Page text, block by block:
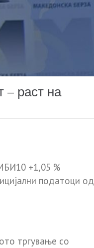
– раст на
+1,05 %
податоци од
тргување со